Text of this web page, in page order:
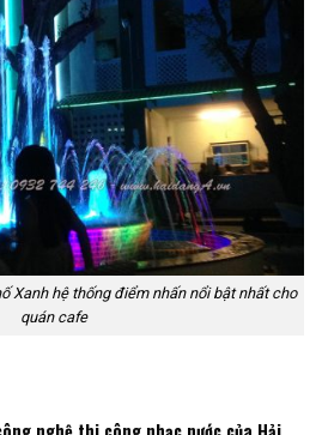
Xanh hệ thống điểm nhấn nổi bật nhất cho
quán cafe